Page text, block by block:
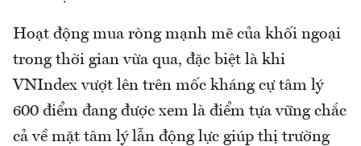
Hoạt động mua ròng mạnh mẽ của khối ngoại
trong thời gian vừa qua, đặc biệt là khi
VNIndex vượt lên trên mốc kháng cự tâm lý
600 điểm đang được xem là điểm tựa vững chắc
cả về mặt tâm lý lẫn động lực giúp thị trường